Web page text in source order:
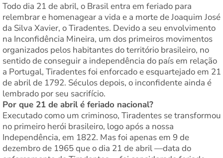
Todo dia 21 de abril, o Brasil entra em feriado para
relembrar e homenagear a vida e a morte de Joaquim José
da Silva Xavier, o Tiradentes. Devido a seu envolvimento
na Inconfidência Mineira, um dos primeiros movimentos
organizados pelos habitantes do território brasileiro, no
sentido de conseguir a independência do país em relação
a Portugal, Tiradentes foi enforcado e esquartejado em 21
de abril de 1792. Séculos depois, o inconfidente ainda é
lembrado por seu sacrifício.
Por que 21 de abril é feriado nacional?
Executado como um criminoso, Tiradentes se transformou
no primeiro herói brasileiro, logo após a nossa
Independência, em 1822. Mas foi apenas em 9 de
dezembro de 1965 que o dia 21 de abril —data do